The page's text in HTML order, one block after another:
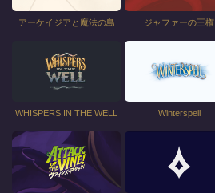
アーケイジアと魔法の島 ジャファーの王権
WHISPERS IN THE WELL Winterspell